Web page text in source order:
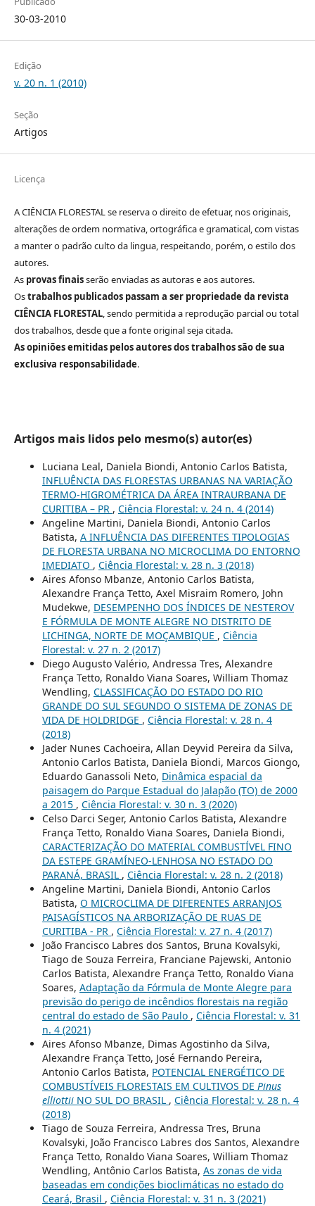
30-03-2010
Edição
v. 20 n. 1 (2010)
Seção
Artigos
Licença
A CIÊNCIA FLORESTAL se reserva o direito de efetuar, nos originais,
alterações de ordem normativa, ortográfica e gramatical, com vistas
a manter o padrão culto da lingua, respeitando, porém, o estilo dos
autores.
As provas finaisserão enviadas as autoras e aos autores.
Ostrabalhos publicados passam a ser propriedade da revista
CIÊNCIA FLORESTAL, sendo permitida a reprodução parcial ou total
dos trabalhos, desde que a fonte original seja citada.
As opiniões emitidas pelos autores dos trabalhos são de sua
exclusiva responsabilidade.
Artigos mais lidos pelo mesmo(s) autor(es)
Luciana Leal, Daniela Biondi, Antonio Carlos Batista,
INFLUÊNCIA DAS FLORESTAS URBANAS NA VARIAÇÃO
TERMO-HIGROMÉTRICA DA ÁREA INTRAURBANA DE
CURITIBA – PR , Ciência Florestal: v. 24 n. 4 (2014)
Angeline Martini, Daniela Biondi, Antonio Carlos
Batista, A INFLUÊNCIA DAS DIFERENTES TIPOLOGIAS
DE FLORESTA URBANA NO MICROCLIMA DO ENTORNO
IMEDIATO , Ciência Florestal: v. 28 n. 3 (2018)
Aires Afonso Mbanze, Antonio Carlos Batista,
Alexandre França Tetto, Axel Misraim Romero, John
Mudekwe, DESEMPENHO DOS ÍNDICES DE NESTEROV
E FÓRMULA DE MONTE ALEGRE NO DISTRITO DE
LICHINGA, NORTE DE MOÇAMBIQUE , Ciência
Florestal: v. 27 n. 2 (2017)
Diego Augusto Valério, Andressa Tres, Alexandre
França Tetto, Ronaldo Viana Soares, William Thomaz
Wendling, CLASSIFICAÇÃO DO ESTADO DO RIO
GRANDE DO SUL SEGUNDO O SISTEMA DE ZONAS DE
VIDA DE HOLDRIDGE , Ciência Florestal: v. 28 n. 4
(2018)
Jader Nunes Cachoeira, Allan Deyvid Pereira da Silva,
Antonio Carlos Batista, Daniela Biondi, Marcos Giongo,
Eduardo Ganassoli Neto, Dinâmica espacial da
paisagem do Parque Estadual do Jalapão (TO) de 2000
a 2015 , Ciência Florestal: v. 30 n. 3 (2020)
Celso Darci Seger, Antonio Carlos Batista, Alexandre
França Tetto, Ronaldo Viana Soares, Daniela Biondi,
CARACTERIZAÇÃO DO MATERIAL COMBUSTÍVEL FINO
DA ESTEPE GRAMÍNEO-LENHOSA NO ESTADO DO
PARANÁ, BRASIL , Ciência Florestal: v. 28 n. 2 (2018)
Angeline Martini, Daniela Biondi, Antonio Carlos
Batista, O MICROCLIMA DE DIFERENTES ARRANJOS
PAISAGÍSTICOS NA ARBORIZAÇÃO DE RUAS DE
CURITIBA - PR , Ciência Florestal: v. 27 n. 4 (2017)
João Francisco Labres dos Santos, Bruna Kovalsyki,
Tiago de Souza Ferreira, Franciane Pajewski, Antonio
Carlos Batista, Alexandre França Tetto, Ronaldo Viana
Soares, Adaptação da Fórmula de Monte Alegre para
previsão do perigo de incêndios florestais na região
central do estado de São Paulo , Ciência Florestal: v. 31
n. 4 (2021)
Aires Afonso Mbanze, Dimas Agostinho da Silva,
Alexandre França Tetto, José Fernando Pereira,
Antonio Carlos Batista, POTENCIAL ENERGÉTICO DE
COMBUSTÍVEIS FLORESTAIS EM CULTIVOS DE Pinus
elliottii NO SUL DO BRASIL , Ciência Florestal: v. 28 n. 4
(2018)
Tiago de Souza Ferreira, Andressa Tres, Bruna
Kovalsyki, João Francisco Labres dos Santos, Alexandre
França Tetto, Ronaldo Viana Soares, William Thomaz
Wendling, Antônio Carlos Batista, As zonas de vida
baseadas em condições bioclimáticas no estado do
Ceará, Brasil , Ciência Florestal: v. 31 n. 3 (2021)